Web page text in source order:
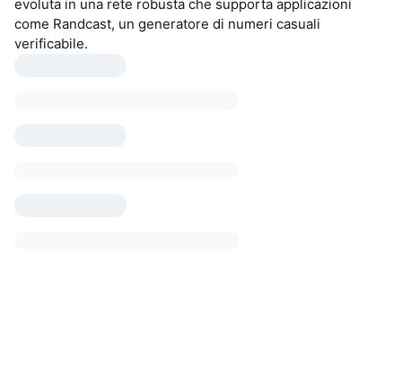
evoluta in una rete robusta che supporta applicazioni
come Randcast, un generatore di numeri casuali
verificabile.